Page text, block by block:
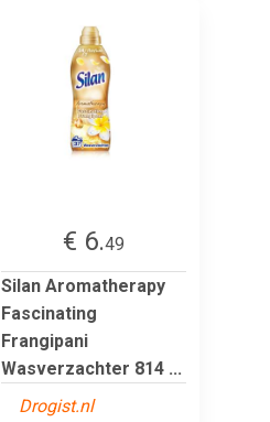
€ 6.49
Silan Aromatherapy
Fascinating
Frangipani
Wasverzachter 814 ...
Drogist.nl